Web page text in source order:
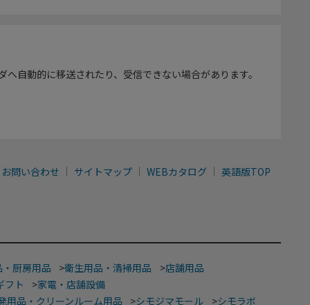
自動的に移送されたり、受信できない場合があります。
お問い合わせ サイトマップ WEBカタログ 英語版TOP
厨房用品 >衛生用品・清掃用品 >店舗用品
フト
>家電・店舗設備
用品・クリーンルーム用品
>シモジマモール >シモラボ